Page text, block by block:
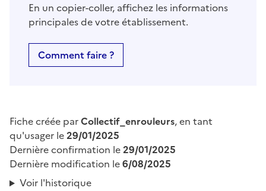
En un copier-coller, affichez les informations
principales de votre établissement.
Comment faire ?
Fiche créée parCollectif_enrouleurs, en tant
qu'usager le29/01/2025
Dernière confirmation le29/01/2025
Dernière modification le6/08/2025
Voir l'historique